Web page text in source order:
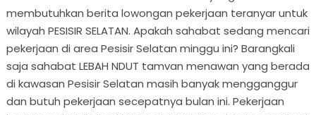
membutuhkan berita lowongan pekerjaan teranyar untuk
wilayah PESISIR SELATAN. Apakah sahabat sedang mencari
pekerjaan di area Pesisir Selatan minggu ini? Barangkali
saja sahabat LEBAH NDUT tamvan menawan yang berada
di kawasan Pesisir Selatan masih banyak mengganggur
dan butuh pekerjaan secepatnya bulan ini. Pekerjaan